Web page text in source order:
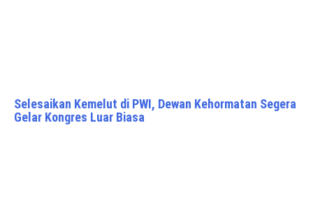
Selesaikan Kemelut di PWI, Dewan Kehormatan Segera
Gelar Kongres Luar Biasa